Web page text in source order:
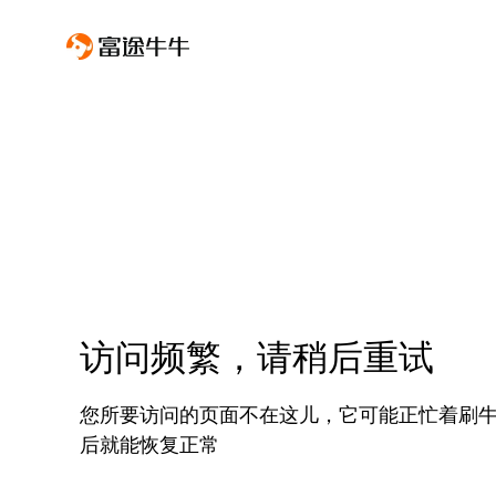
访问频繁，请稍后重试
您所要访问的页面不在这儿，它可能正忙着刷
后就能恢复正常